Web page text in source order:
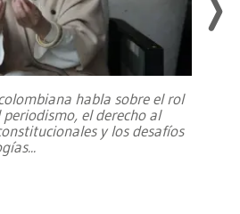
habla sobre el rol
el derecho al
y los desafíos
...